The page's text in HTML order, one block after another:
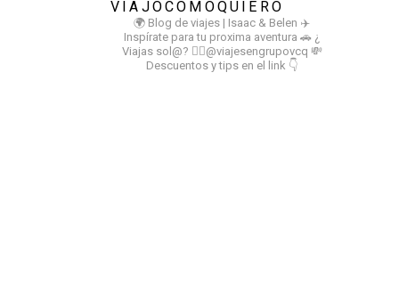
VIAJOCOMOQUIERO
🌍 Blog de viajes | Isaac & Belen ✈️
Inspírate para tu proxima aventura 🚗 ¿
Viajas sol@? 👉🏻@viajesengrupovcq 💸
Descuentos y tips en el link 👇